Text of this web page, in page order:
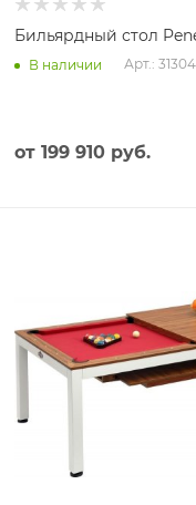
Бильярдный стол
В наличии Арт.: 31304
от 199 910 руб.